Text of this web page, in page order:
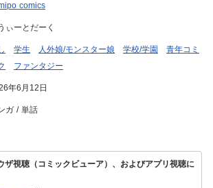
comics
ぃーとだーく
学生 人外娘/モンスター娘 学校/学園
青年コミ
ファンタジー
年6月12日
ガ 単話
ザ視聴（コミックビューア）、およびアプリ視聴に